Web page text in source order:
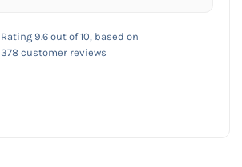
Rating 9.6out of 10, based on
378customer reviews